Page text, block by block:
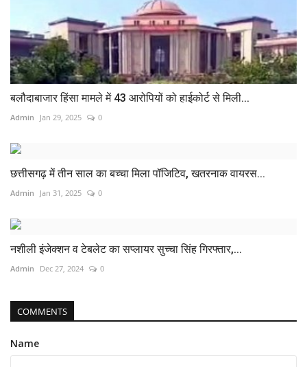
बलौदाबाजार हिंसा मामले में 43 आरोपियों को हाईकोर्ट से मिली...
Admin Jan 29, 2025 0
छत्तीसगढ़ में तीन साल का बच्चा मिला पॉजिटिव, खतरनाक वायरस...
Admin Jan 31, 2025 0
नशीली इंजेक्शन व टेबलेट का सप्लायर सुच्चा सिंह गिरफ्तार,...
Admin Dec 27, 2024 0
COMMENTS
Name